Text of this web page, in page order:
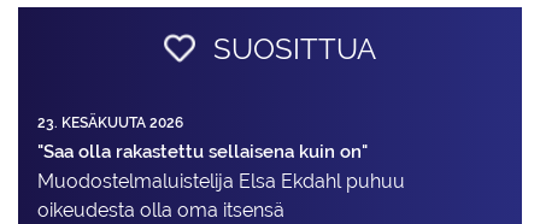
SUOSITTUA
23. KESÄKUUTA 2026
"Saa olla rakastettu sellaisena kuin on"
Muodostelma­luistelija Elsa Ekdahl puhuu
oikeudesta olla oma itsensä